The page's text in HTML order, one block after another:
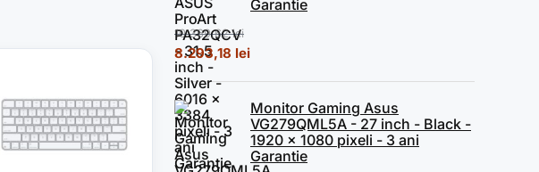
Garantie
10.369,62lei
Prețul inițial a fost: 10.369,62 lei.
8.293,18 leiPrețul curent este: 8.293,18 lei.
Monitor Gaming Asus
VG279QML5A - 27 inch - Black -
1920 x 1080 pixeli - 3 ani
Garantie